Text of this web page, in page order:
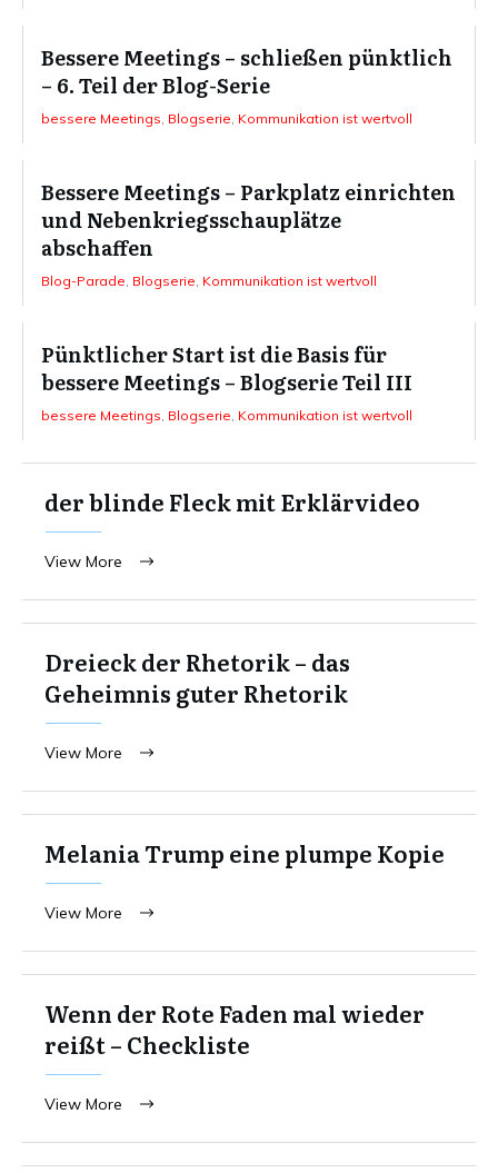
Bessere Meetings – schließen pünktlich
– 6. Teil der Blog-Serie
bessere Meetings Blogserie Kommunikation ist wertvoll
Bessere Meetings – Parkplatz einrichten
und Nebenkriegsschauplätze
abschaffen
Blog-Parade Blogserie Kommunikation ist wertvoll
Pünktlicher Start ist die Basis für
bessere Meetings – Blogserie Teil III
bessere Meetings Blogserie Kommunikation ist wertvoll
der blinde Fleck mit Erklärvideo
View More
Dreieck der Rhetorik – das
Geheimnis guter Rhetorik
View More
Melania Trump eine plumpe Kopie
View More
Wenn der Rote Faden mal wieder
reißt – Checkliste
View More